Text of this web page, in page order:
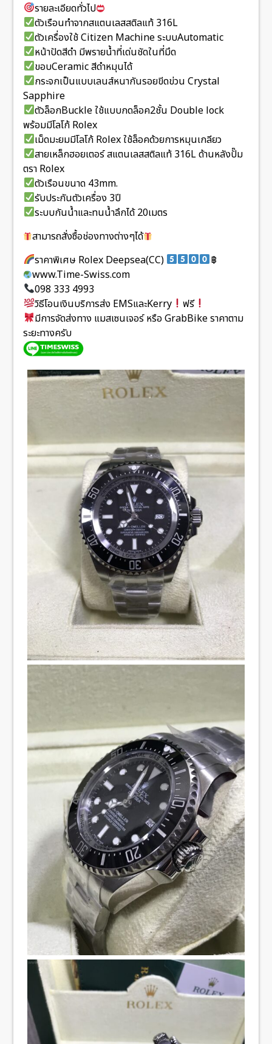
รายละเอียดทั่วไป
ตัวเรือนทำจากสแตนเลสสติลแท้ 316L
ตัวเครื่องใช้ Citizen Machine ระบบAutomatic
หน้าปัดสีดำ มีพรายน้ำที่เด่นชัดในที่มึด
ขอบCeramic สีดำหมุนได้
กระจกเป็นแบบเลนส์หนากันรอยขีดข่วน Crystal
Sapphire
ตัวล็อกBuckle ใช้แบบกดล็อค2ชั้น Double lock
พร้อมมีโลโก้ Rolex
เม็ดมะยมมีโลโก้ Rolex ใช้ล็อคด้วยการหมุนเกลียว
สายเหล็กฮอยเตอร์ สแตนเลสสติลแท้ 316L ด้านหลังปั๊ม
ตรา Rolex
ตัวเรือนขนาด 43mm.
รับประกันตัวเครื่อง 3ปี
ระบบกันน้ำและทนน้ำลึกได้ 20เมตร
สามารถสั่งซื้อช่องทางต่างๆได้
ราคาพิเศษ Rolex Deepsea(CC)
฿
www.Time-Swiss.com
098 333 4993
วิธีโอนเงินบริการส่ง EMSและKerry
ฟรี
มีการจัดส่งทาง แมสเซนเจอร์ หรือ GrabBike ราคาตาม
ระยะทางครับ